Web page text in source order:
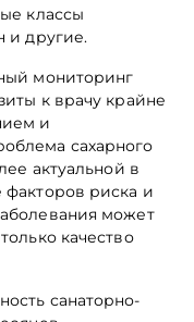
классы
и другие.
мониторинг
к врачу крайне
и
сахарного
актуальной в
риска и
может
качество
санаторно-